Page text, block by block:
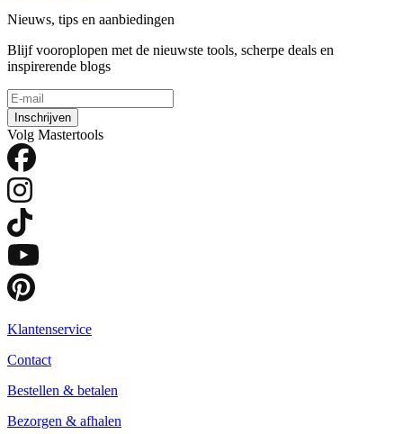
Nieuws, tips en aanbiedingen
Blijf vooroplopen met de nieuwste tools, scherpe deals en
inspirerende blogs
Inschrijven
Volg Mastertools
Klantenservice
Contact
Bestellen & betalen
Bezorgen & afhalen